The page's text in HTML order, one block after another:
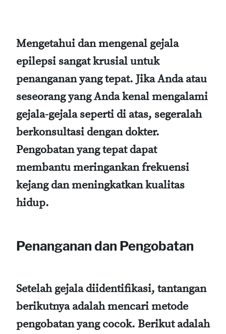
Mengetahui dan mengenal gejala
epilepsi sangat krusial untuk
penanganan yang tepat. Jika Anda atau
seseorang yang Anda kenal mengalami
gejala-gejala seperti di atas, segeralah
berkonsultasi dengan dokter.
Pengobatan yang tepat dapat
membantu meringankan frekuensi
kejang dan meningkatkan kualitas
hidup.
Penanganan dan Pengobatan
Setelah gejala diidentifikasi, tantangan
berikutnya adalah mencari metode
pengobatan yang cocok. Berikut adalah